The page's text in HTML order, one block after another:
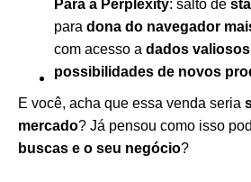
Para a Perplexity: salto de
para dona do navegador
com acesso a dados valiosos
possibilidades de novos
E você, acha que essa venda seria
mercado? Já pensou como isso
buscas e o seu negócio?